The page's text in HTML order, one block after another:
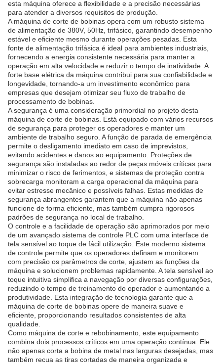
esta máquina oferece a flexibilidade e a precisão necessárias
para atender a diversos requisitos de produção.
A máquina de corte de bobinas opera com um robusto sistema
de alimentação de 380V, 50Hz, trifásico, garantindo desempenho
estável e eficiente mesmo durante operações pesadas. Esta
fonte de alimentação trifásica é ideal para ambientes industriais,
fornecendo a energia consistente necessária para manter a
operação em alta velocidade e reduzir o tempo de inatividade. A
forte base elétrica da máquina contribui para sua confiabilidade e
longevidade, tornando-a um investimento econômico para
empresas que desejam otimizar seu fluxo de trabalho de
processamento de bobinas.
A segurança é uma consideração primordial no projeto desta
máquina de corte de bobinas. Está equipado com vários recursos
de segurança para proteger os operadores e manter um
ambiente de trabalho seguro. A função de parada de emergência
permite o desligamento imediato em caso de imprevistos,
evitando acidentes e danos ao equipamento. Proteções de
segurança são instaladas ao redor de peças móveis críticas para
minimizar o risco de ferimentos, e sistemas de proteção contra
sobrecarga monitoram a carga operacional da máquina para
evitar estresse mecânico e possíveis falhas. Estas medidas de
segurança abrangentes garantem que a máquina não apenas
funcione de forma eficiente, mas também cumpra rigorosos
padrões de segurança no local de trabalho.
O controle e a facilidade de operação são aprimorados por meio
de um avançado sistema de controle PLC com uma interface de
tela sensível ao toque de fácil utilização. Este moderno sistema
de controle permite que os operadores definam e monitorem
com precisão os parâmetros de corte, ajustem as funções da
máquina e solucionem problemas rapidamente. A tela sensível ao
toque intuitiva simplifica a navegação por diversas configurações,
reduzindo o tempo de treinamento do operador e aumentando a
produtividade. Esta integração de tecnologia garante que a
máquina de corte de bobinas opere de maneira suave e
eficiente, proporcionando resultados consistentes de alta
qualidade.
Como máquina de corte e rebobinamento, este equipamento
combina dois processos críticos em uma operação contínua. Ele
não apenas corta a bobina de metal nas larguras desejadas, mas
também recua as tiras cortadas de maneira organizada e